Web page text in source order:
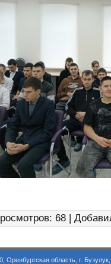
68 |
г. Бузулук, ул.